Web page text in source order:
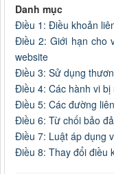
Danh mục
Điều 1: Điều khoản
Điều 2: Giới hạn cho
website
Điều 3: Sử dụng
Điều 4: Các hành vi bị
Điều 5: Các đường
Điều 6: Từ chối bảo
Điều 7: Luật áp dụng
Điều 8: Thay đổi điều